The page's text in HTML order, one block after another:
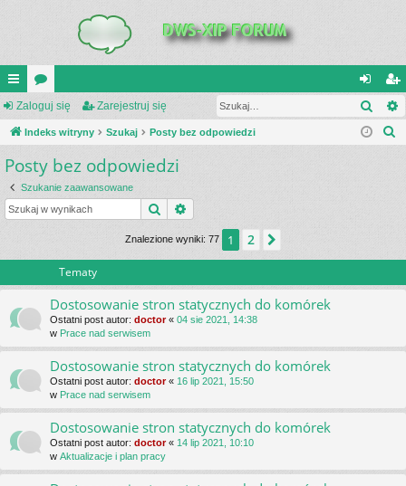
UI
C
K
_L
IN
or
a
al
og
ar
ej
Zaloguj się Zarejestruj się
Indeks witryny Szukaj Posty bez odpowiedzi
Posty bez odpowiedzi
Szukanie zaawansowane
Szukaj
Znalezione wyniki: 77 1 2
Tematy
Dostosowanie stron statycznych do komórek
Ostatni post autor: doctor« 04 sie 2021, 14:38
w Prace nad serwisem
Dostosowanie stron statycznych do komórek
Ostatni post autor: doctor« 16 lip 2021, 15:50
w Prace nad serwisem
Dostosowanie stron statycznych do komórek
Ostatni post autor: doctor« 14 lip 2021, 10:10
w Aktualizacje i plan pracy